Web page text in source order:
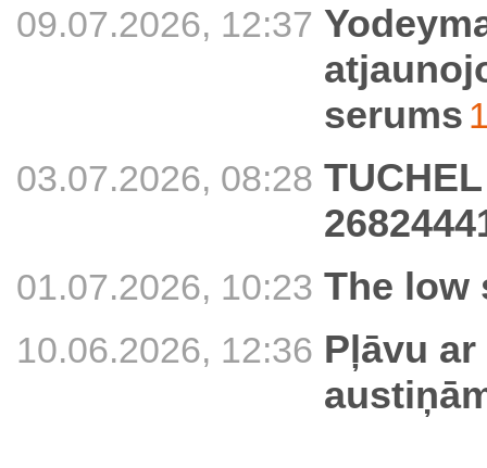
09.07.2026, 12:37
serums
03.07.2026, 08:28
01.07.2026, 10:23 The low
10.06.2026, 12:36 Pļāvu